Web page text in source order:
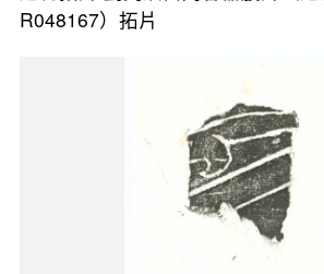
R048167）拓片